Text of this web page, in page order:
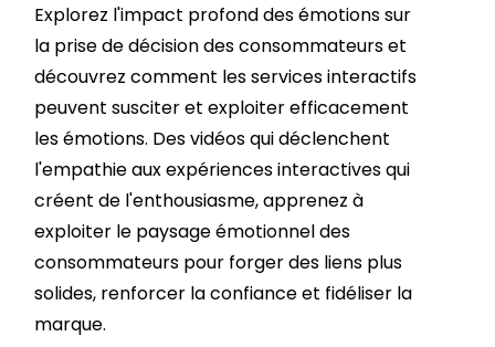
Explorez l'impact profond des émotions sur
la prise de décision des consommateurs et
découvrez comment les services interactifs
peuvent susciter et exploiter efficacement
les émotions. Des vidéos qui déclenchent
l'empathie aux expériences interactives qui
créent de l'enthousiasme, apprenez à
exploiter le paysage émotionnel des
consommateurs pour forger des liens plus
solides, renforcer la confiance et fidéliser la
marque.